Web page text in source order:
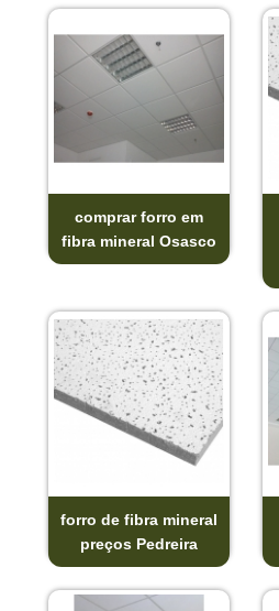
comprar forro em
fibra mineral Osasco
forro de fibra mineral
preços Pedreira